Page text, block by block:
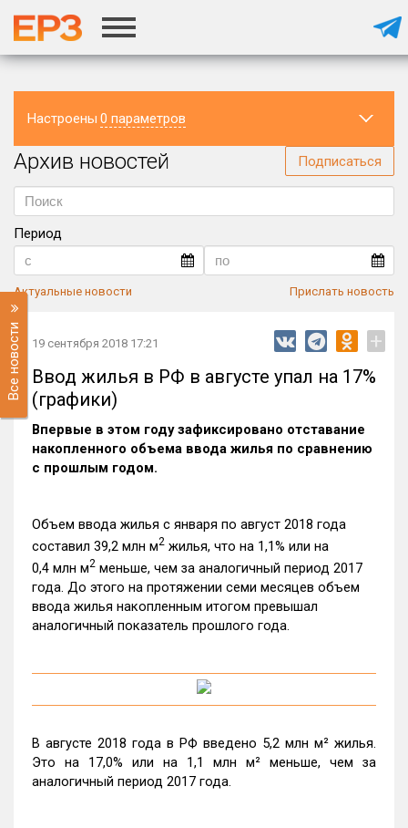
Настроены 0 параметров
Регион
Архив новостей Подписаться
Период
Актуальные новости Прислать новость
Все новости 19 сентября 2018 17:21 +
Ввод жилья в РФ в августе упал на 17%
(графики)
Впервые в этом году зафиксировано отставание
накопленного объема ввода жилья по сравнению
с прошлым годом.
Объем ввода жилья с января по август 2018 года
составил 39,2 млн м2 жилья, что на 1,1% или на
0,4 млн м2 меньше, чем за аналогичный период 2017
года. До этого на протяжении семи месяцев объем
ввода жилья накопленным итогом превышал
аналогичный показатель прошлого года.
В августе 2018 года в РФ введено 5,2 млн м² жилья.
Это на 17,0% или на 1,1 млн м² меньше, чем за
аналогичный период 2017 года.